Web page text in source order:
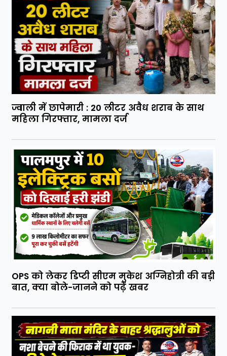
ज्वाली में छापेमारी : 20 लीटर अवैध शराब के साथ
महिला गिरफ्तार, मामला दर्ज
OPS को लेकर डिप्टी सीएम मुकेश अग्निहोत्री की बड़ी
बात, क्या बोले-जानने को पढ़ें खबर